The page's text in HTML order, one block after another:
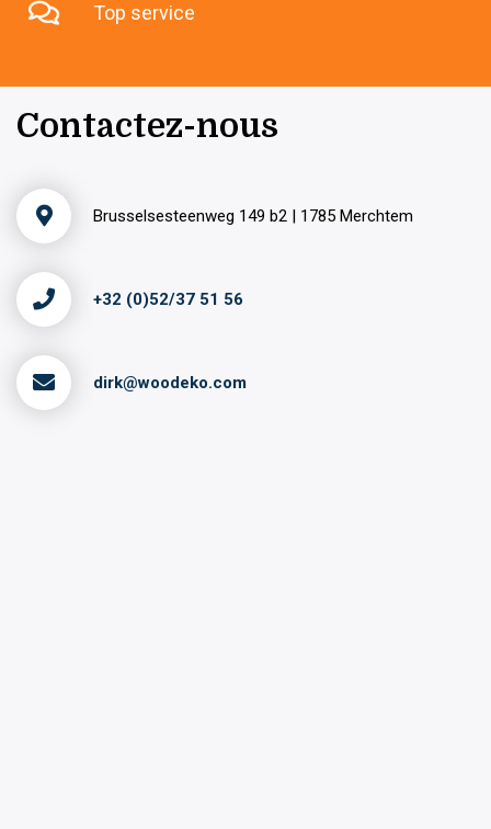
Top service
Contactez-nous
Brusselsesteenweg 149 b2 | 1785 Merchtem
+32 (0)52/37 51 56
dirk@woodeko.com